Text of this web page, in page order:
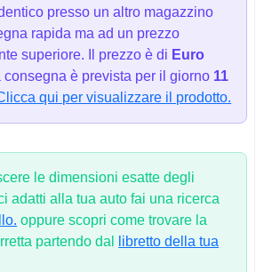
presso un altro magazzino
rapida ma ad un prezzo
superiore. Il prezzo è di Euro
consegna è prevista per il giorno 11
qui per visualizzare il prodotto.
le dimensioni esatte degli
adatti alla tua auto fai una ricerca
oppure scopri come trovare la
partendo dal
libretto della tua